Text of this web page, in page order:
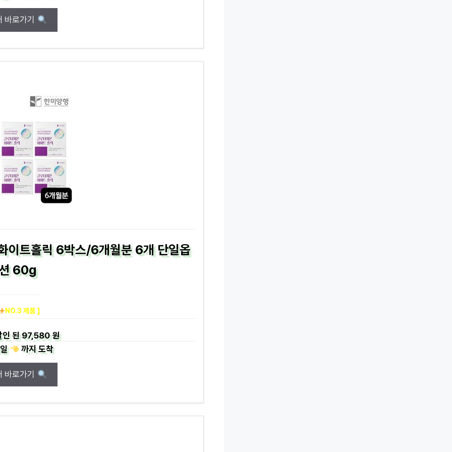
바로가기
이트홀릭 6박스/6개월분 6개 단일옵
60g
NO.3 제품 ]
된97,580 원
까지도착
바로가기